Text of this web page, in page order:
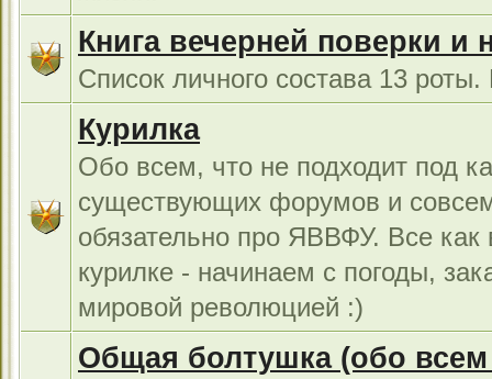
Книга вечерней поверки и
Список личного состава 13
Курилка
Обо всем, что не подходит под
существующих форумов и
обязательно про ЯВВФУ. Все как
курилке - начинаем с погоды,
мировой революцией :)
Общая болтушка (обо всем